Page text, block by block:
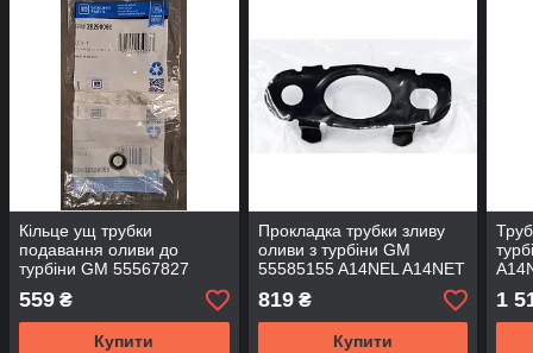
Кільце ущ трубки
подавання оливи до
турбіни GM 55567827
A14NEL A14NET A16XHT
OPEL Astra-J Zafira-C
Mokka
559 ₴
Купити
Прокладка трубки зливу
оливи з турбіни GM
55585155 A14NEL A14NET
B14NEL B14NET A20DT
A20DTC A20DTE A20DTH
819₴
Купити
1